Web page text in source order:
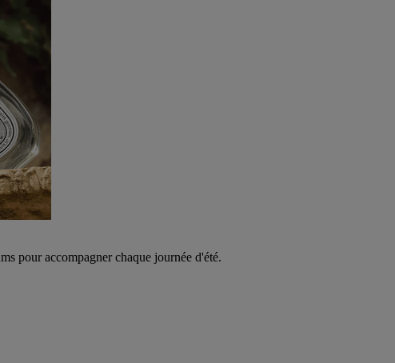
pour accompagner chaque journée d'été.